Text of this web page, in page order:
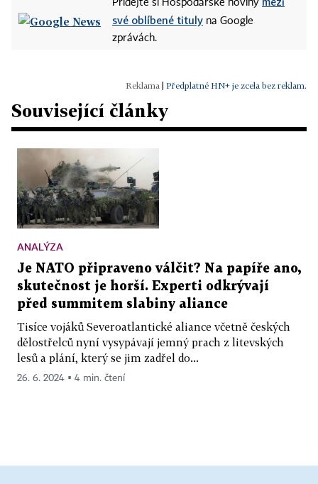
Přidejte si Hospodářské noviny
své oblíbené tituly na Google
zprávách.
Předplatné HN+ je zcela bez reklam.
Související články
ANALÝZA
Je NATO připraveno válčit? Na papíře ano,
skutečnost je horší. Experti odkrývají
před summitem slabiny aliance
Tisíce vojáků Severoatlantické aliance včetně českých
dělostřelců nyní vysypávají jemný prach z litevských
lesů a plání, který se jim zadřel do...
26. 6. 2024 ▪ 4 min. čtení